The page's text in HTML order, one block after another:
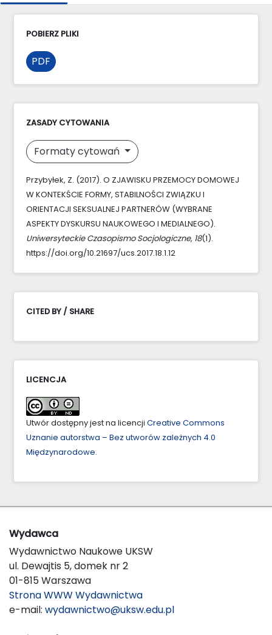
POBIERZ PLIKI
PDF
ZASADY CYTOWANIA
Formaty cytowań
Przybyłek, Z. (2017). O ZJAWISKU PRZEMOCY DOMOWEJ
W KONTEKŚCIE FORMY, STABILNOŚCI ZWIĄZKU I
ORIENTACJI SEKSUALNEJ PARTNERÓW (WYBRANE
ASPEKTY DYSKURSU NAUKOWEGO I MEDIALNEGO).
Uniwersyteckie Czasopismo Socjologiczne, 18(1).
https://doi.org/10.21697/ucs.2017.18.1.12
CITED BY / SHARE
LICENCJA
Utwór dostępny jest na licencji Creative Commons
Uznanie autorstwa – Bez utworów zależnych 4.0
Międzynarodowe.
Wydawca
Wydawnictwo Naukowe UKSW
ul. Dewajtis 5, domek nr 2
01-815 Warszawa
Strona WWW Wydawnictwa
e-mail: wydawnictwo@uksw.edu.pl